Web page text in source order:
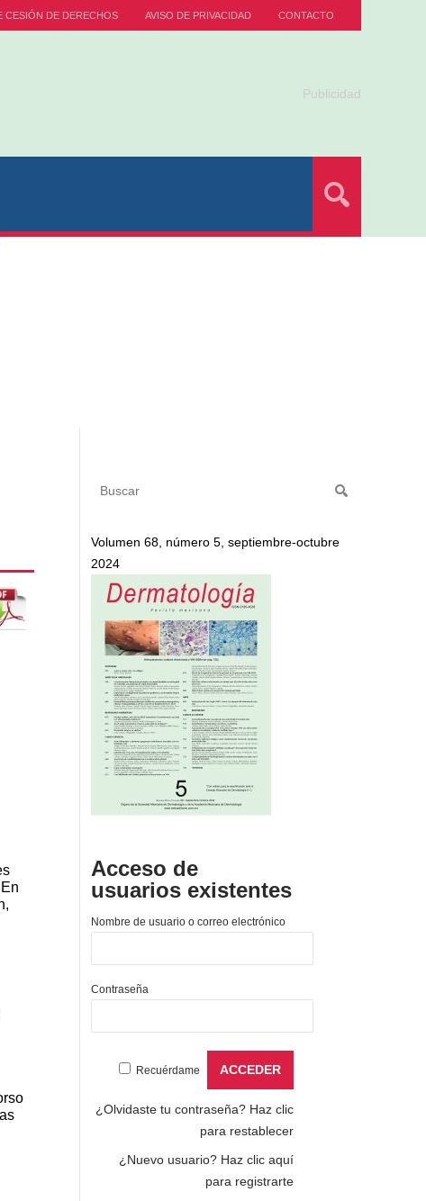
CESIÓN DE DERECHOS AVISO DE PRIVACIDAD CONTACTO
Publicidad
En
Volumen 68, número 5, septiembre-octubre
2024
Acceso de
usuarios existentes
Nombre de usuario o correo electrónico
Contraseña
Recuérdame
¿Olvidaste tu contraseña? Haz clic
para restablecer
¿Nuevo usuario? Haz clic aquí
para registrarte